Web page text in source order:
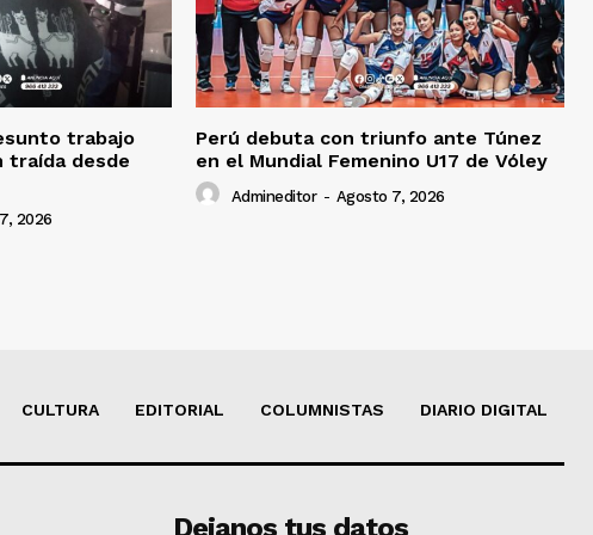
trabajo
traída desde
2026
Perú debuta con triunfo ante Túnez
en el Mundial Femenino U17 de Vóley
Admineditor - Agosto 7, 2026
CULTURA EDITORIAL COLUMNISTAS DIARIO DIGITAL
Dejanos tus datos